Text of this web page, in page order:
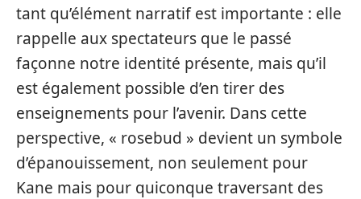
tant qu’élément narratif est importante : elle
rappelle aux spectateurs que le passé
façonne notre identité présente, mais qu’il
est également possible d’en tirer des
enseignements pour l’avenir. Dans cette
perspective, « rosebud » devient un symbole
d’épanouissement, non seulement pour
Kane mais pour quiconque traversant des